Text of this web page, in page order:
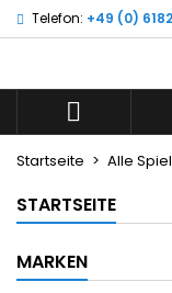
Telefon: +49 (0)

Startseite Alle
STARTSEITE
MARKEN
((title))
((label))
Sie müssen
Wunschliste